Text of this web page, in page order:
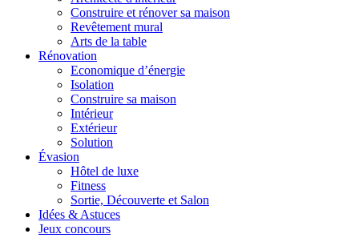
Construire et rénover sa maison
Revêtement mural
Arts de la table
Rénovation
Economique d’énergie
Isolation
Construire sa maison
Intérieur
Extérieur
Solution
Évasion
Hôtel de luxe
Fitness
Sortie, Découverte et Salon
Idées & Astuces
Jeux concours